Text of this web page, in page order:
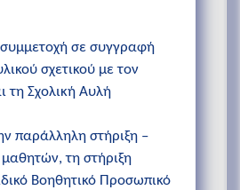
σε συγγραφή
σχετικού με τον
τη Σχολική Αυλή
παράλληλη στήριξη –
τη στήριξη
Βοηθητικό Προσωπικό